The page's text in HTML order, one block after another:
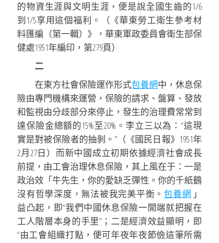
的物資生涯與文明生涯，便是說全國生齒的1/6
到1/5享用這個福利。（《華東勞工衛生參考材
料匯編（第一輯）》，華東軍政委員會衛生部保
健處1951年編印，第279頁）
二
在東方社會保險運作形式包養網中，休息保
險由專門機構來運營，保險的請求、盤算、發放
和監視由分歧部分來停止，發生的治理費常常到
達保險金總額的15%至20%。李立三以為：“這現
實是對被保險者的抽剝。”（《國民日報》1951年
2月27日）而新中國成立初期依據經濟社會成長
前提，由工會治理休息保險，其上風在于：一是
政治效「牛先生，你的愛缺乏彈性。你的千紙鶴
沒有哲學深度，無法被我完美平衡。 包養網 」
益凸起，即“我們中國休息保險一開端就把握在
工人階層本身的手里”；二是經濟效益顯明，即
“由工會組織打點，便可年夜年夜節儉這筆所需